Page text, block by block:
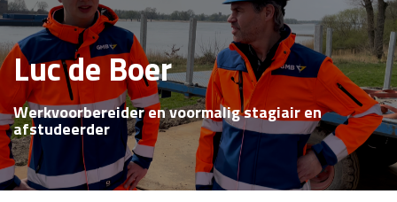
Luc de Boer
Werkvoorbereider en voormalig stagiair en
afstudeerder